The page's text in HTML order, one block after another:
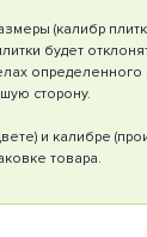
(калибр
будет
определенного
сторону.
и калибре
товара.